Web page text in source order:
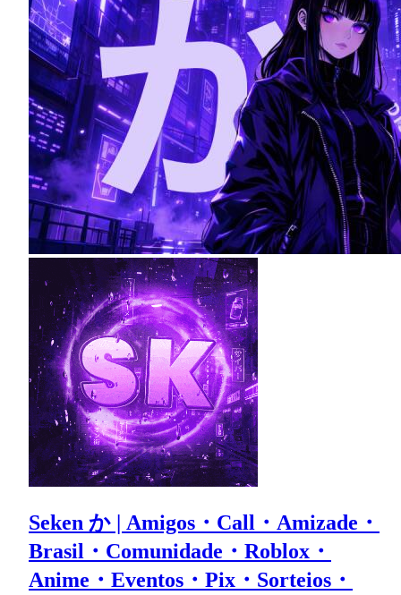
Seken か | Amigos・Call・Amizade・
Brasil・Comunidade・Roblox・
Anime・Eventos・Pix・Sorteios・